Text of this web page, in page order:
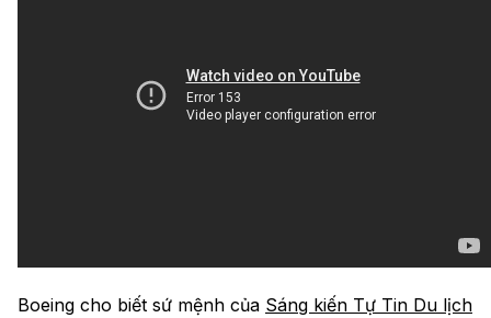
Boeing cho biết sứ mệnh của Sáng kiến Tự Tin Du lịch